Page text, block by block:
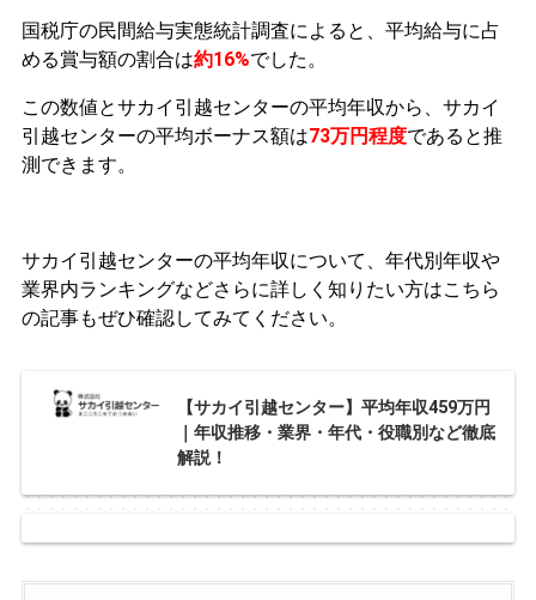
国税庁の民間給与実態統計調査によると、平均給与に占
める賞与額の割合は約16%でした。
この数値とサカイ引越センターの平均年収から、サカイ
引越センターの平均ボーナス額は73万円程度であると推
測できます。
サカイ引越センターの平均年収について、年代別年収や
業界内ランキングなどさらに詳しく知りたい方はこちら
の記事もぜひ確認してみてください。
【サカイ引越センター】平均年収459万円
｜年収推移・業界・年代・役職別など徹底
解説！